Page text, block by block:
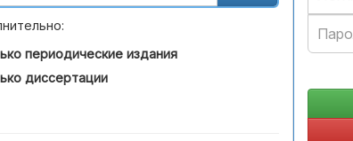
периодические издания
диссертации